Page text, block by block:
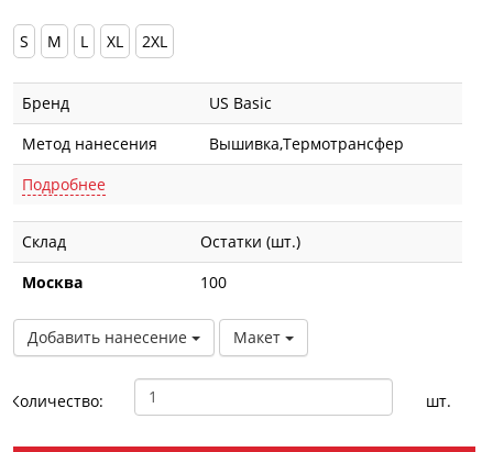
S M L XL 2XL
Бренд
US Basic
Метод нанесения
Вышивка,Термотрансфер
Подробнее
Склад
Остатки (шт.)
Москва
100
Добавить нанесение Макет
Количество: шт.